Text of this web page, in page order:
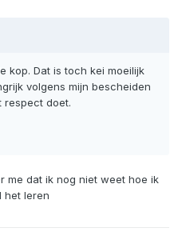
kop. Dat is toch kei moeilijk
volgens mijn bescheiden
respect doet.
me dat ik nog niet weet hoe ik
het leren